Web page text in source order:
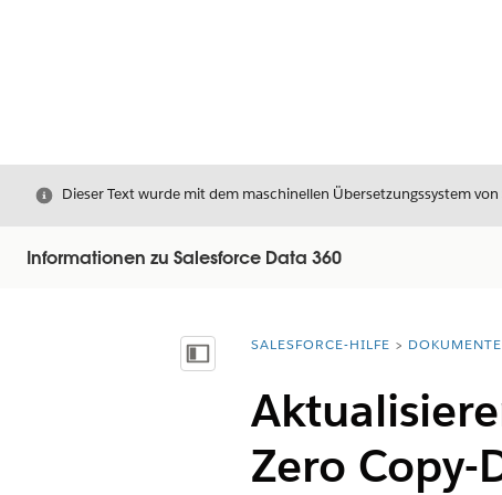
Schließen
Dieser Text wurde mit dem maschinellen Übersetzungssystem
Informationen zu Salesforce Data 360
Inhalt anzeigenSie befinden sich hier:
SALESFORCE-HILFE DOKUMENTE
Zero